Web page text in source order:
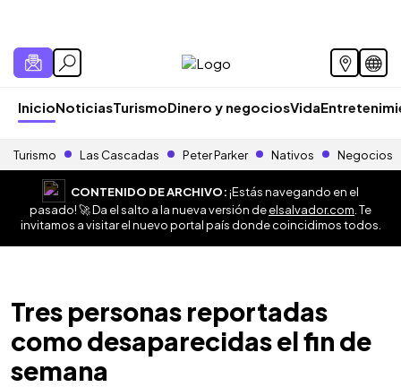
InicioNoticiasTurismoDinero y negociosVida
Turismo Las Cascadas Peter Parker Nativos Negocios
CONTENIDO DE ARCHIVO:¡Estás navegando en el
pasado! 🚀 Da el salto a la nueva versión deelsalvador.com . Te
invitamos a visitar el nuevo portal país donde coincidimos todos.
Tres personas reportadas
como desaparecidas el fin de
semana